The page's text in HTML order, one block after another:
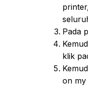
Pada
klik
on my